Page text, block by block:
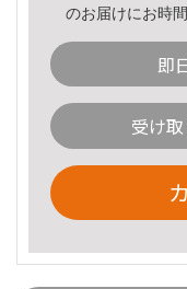
のお届けにお時
即
受け